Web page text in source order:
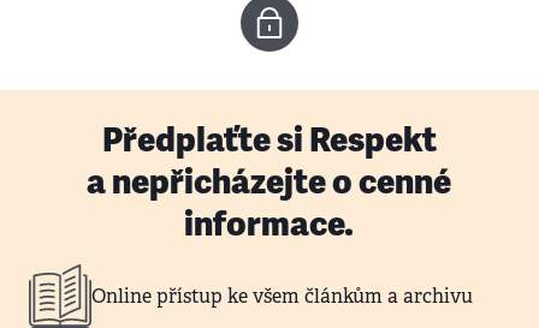
Předplaťte si Respekt
a nepřicházejte o cenné
informace.
Online přístup ke všem článkům a archivu